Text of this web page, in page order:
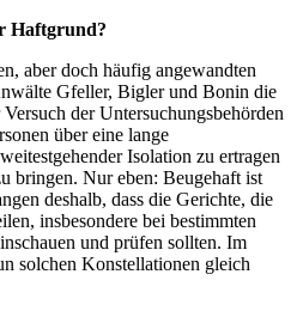
Haftgrund?
aber doch häufig angewandten
Gfeller, Bigler und Bonin die
der Untersuchungsbehörden
über eine lange
Isolation zu ertragen
bringen. Nur eben: Beugehaft ist
deshalb, dass die Gerichte, die
insbesondere bei bestimmten
und prüfen sollten. Im
solchen Konstellationen gleich